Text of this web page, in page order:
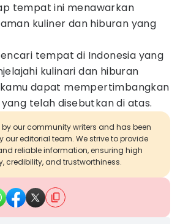
tempat ini menawarkan
kuliner dan hiburan yang
tempat di Indonesia yang
kulinari dan hiburan
dapat mempertimbangkan
telah disebutkan di atas.
by our community writers and has been
our editorial team. We strive to provide
reliable information, ensuring high
credibility, and trustworthiness.